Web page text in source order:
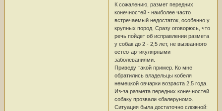
К сожалению, размет передних
конечностей - наиболее часто
встречаемый недостаток, особенно у
крупных пород. Сразу оговорюсь, что
речь пойдет об исправлении размета
у собак до 2 - 2,5 лет, не вызванного
остео-артикулярными
заболеваниями.
Приведу такой пример. Ко мне
обратились владельцы кобеля
немецкой овчарки возраста 2,5 года.
Из-за размета передних конечностей
собаку прозвали «балеруном».
Ситуация была достаточно сложной: